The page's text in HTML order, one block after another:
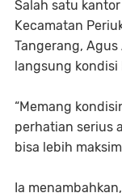
Salah satu
Kecamatan
Tangerang,
langsung
“Memang
perhatian serius
bisa lebih
Ia